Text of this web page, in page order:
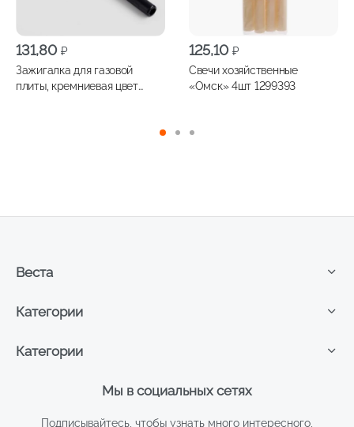
131,80 ₽
Зажигалка для газовой
плиты, кремниевая цвет
125,10 ₽
Свечи хозяйственные
«Омск» 4шт 1299393
Мы в социальных сетях
Подписывайтесь, чтобы узнать много интересного,
Категории
Категории
Веста